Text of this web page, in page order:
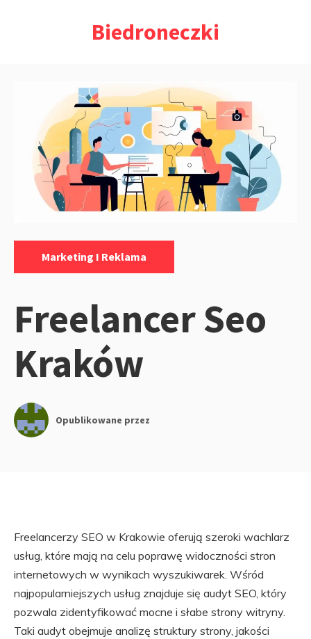
Biedroneczki
Marketing I Reklama
Freelancer Seo
Kraków
Opublikowane przez
Freelancerzy SEO w Krakowie oferują szeroki wachlarz
usług, które mają na celu poprawę widoczności stron
internetowych w wynikach wyszukiwarek. Wśród
najpopularniejszych usług znajduje się audyt SEO, który
pozwala zidentyfikować mocne i słabe strony witryny.
Taki audyt obejmuje analizę struktury strony, jakości